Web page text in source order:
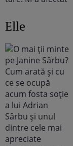
Elle